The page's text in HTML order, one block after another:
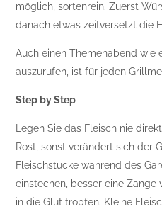
möglich, sortenrein. Zuerst
danach etwas zeitversetzt die
Auch einen Themenabend wie
auszurufen, ist für jeden
Step by Step
Legen Sie das Fleisch nie
Rost, sonst verändert sich der
Fleischstücke während des
einstechen, besser eine Zange
in die Glut tropfen. Kleine